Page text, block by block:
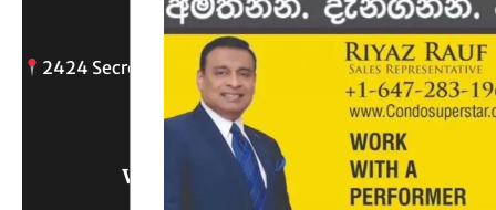
2424 Secreto drive, Oshawa, ON
info@
Write Us What You Think